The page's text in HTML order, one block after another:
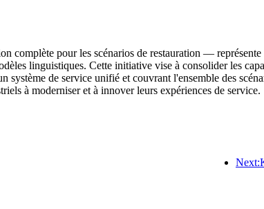
complète pour les scénarios de restauration —
linguistiques. Cette initiative vise à consolider les
système de service unifié et couvrant l'ensemble des
à moderniser et à innover leurs expériences de service.